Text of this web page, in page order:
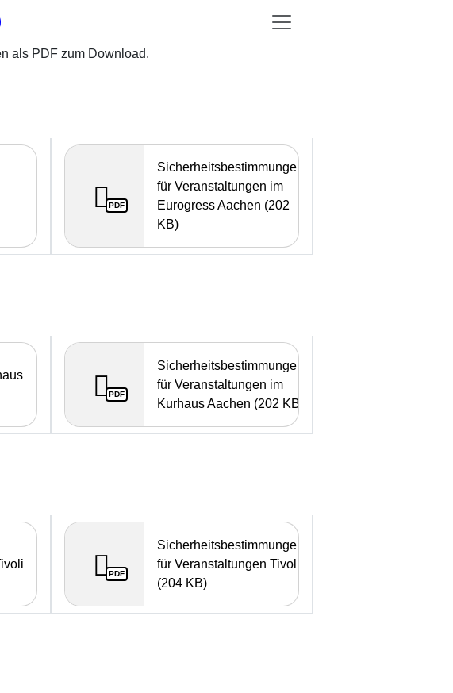
als PDF zum Download.
PDF
Sicherheitsbestimmungen
für Veranstaltungen im
Eurogress Aachen (202
KB)
PDF
Sicherheitsbestimmungen
für Veranstaltungen im
Kurhaus Aachen (202 KB)
PDF
Sicherheitsbestimmungen
für Veranstaltungen Tivoli
(204 KB)